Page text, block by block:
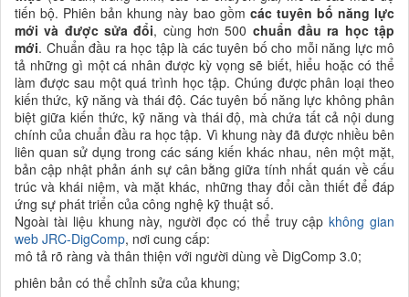
tiến bộ. Phiên bản khung này bao gồm các tuyên bố năng lực
mới và được sửa đổi, cùng hơn 500 chuẩn đầu ra học tập
mới. Chuẩn đầu ra học tập là các tuyên bố cho mỗi năng lực mô
tả những gì một cá nhân được kỳ vọng sẽ biết, hiểu hoặc có thể
làm được sau một quá trình học tập. Chúng được phân loại theo
kiến thức, kỹ năng và thái độ. Các tuyên bố năng lực không phân
biệt giữa kiến thức, kỹ năng và thái độ, mà chứa tất cả nội dung
chính của chuẩn đầu ra học tập. Vì khung này đã được nhiều bên
liên quan sử dụng trong các sáng kiến khác nhau, nên một mặt,
bản cập nhật phản ánh sự cân bằng giữa tính nhất quán về cấu
trúc và khái niệm, và mặt khác, những thay đổi cần thiết để đáp
ứng sự phát triển của công nghệ kỹ thuật số.
Ngoài tài liệu khung này, người đọc có thể truy cậpkhông gian
web JRC-DigComp, nơi cung cấp:
mô tả rõ ràng và thân thiện với người dùng về DigComp 3.0;
phiên bản có thể chỉnh sửa của khung;